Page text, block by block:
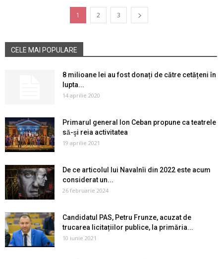
1 2 3
CELE MAI POPULARE
8 milioane lei au fost donați de către cetățeni în
lupta...
14 aprilie 2020
Primarul general Ion Ceban propune ca teatrele
să-şi reia activitatea
19 aprilie 2021
De ce articolul lui Navalnîi din 2022 este acum
considerat un...
26 februarie 2024
Candidatul PAS, Petru Frunze, acuzat de
trucarea licitațiilor publice, la primăria...
10 iunie 2021